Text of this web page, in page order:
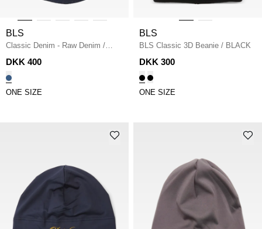
BLS
Classic Denim - Raw Denim /
DENIM
DKK 400
ONE SIZE
BLS
BLS Classic 3D Beanie / BLACK
DKK 300
ONE SIZE